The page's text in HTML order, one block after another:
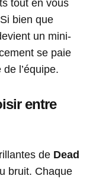
tout en vous
bien que
un mini-
se paie
l’équipe.
entre
de Dead
bruit. Chaque